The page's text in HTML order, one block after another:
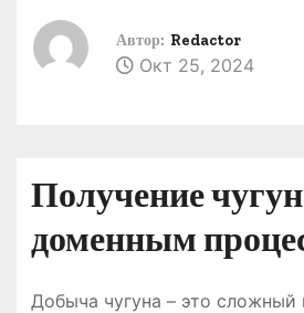
Автор: Redactor
Окт 25, 2024
Получение
доменным
Добыча чугуна – это сложный